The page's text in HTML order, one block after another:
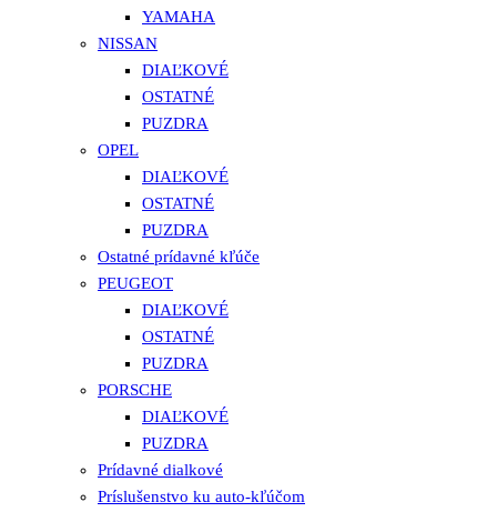
YAMAHA
NISSAN
DIAĽKOVÉ
OSTATNÉ
PUZDRA
OPEL
DIAĽKOVÉ
OSTATNÉ
PUZDRA
Ostatné prídavné kľúče
PEUGEOT
DIAĽKOVÉ
OSTATNÉ
PUZDRA
PORSCHE
DIAĽKOVÉ
PUZDRA
Prídavné dialkové
Príslušenstvo ku auto-kľúčom